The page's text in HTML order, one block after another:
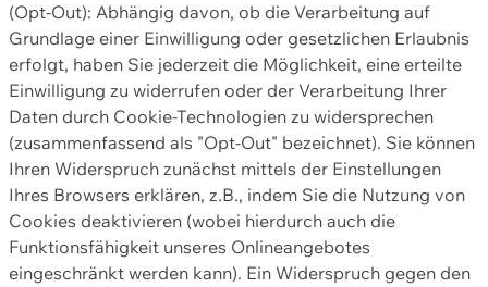
(Opt-Out): Abhängig davon, ob die Verarbeitung auf
Grundlage einer Einwilligung oder gesetzlichen Erlaubnis
erfolgt, haben Sie jederzeit die Möglichkeit, eine erteilte
Einwilligung zu widerrufen oder der Verarbeitung Ihrer
Daten durch Cookie-Technologien zu widersprechen
(zusammenfassend als "Opt-Out" bezeichnet). Sie können
Ihren Widerspruch zunächst mittels der Einstellungen
Ihres Browsers erklären, z.B., indem Sie die Nutzung von
Cookies deaktivieren (wobei hierdurch auch die
Funktionsfähigkeit unseres Onlineangebotes
eingeschränkt werden kann). Ein Widerspruch gegen den